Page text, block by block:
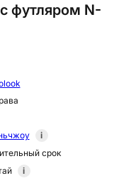
футляром N-
i
срок
i